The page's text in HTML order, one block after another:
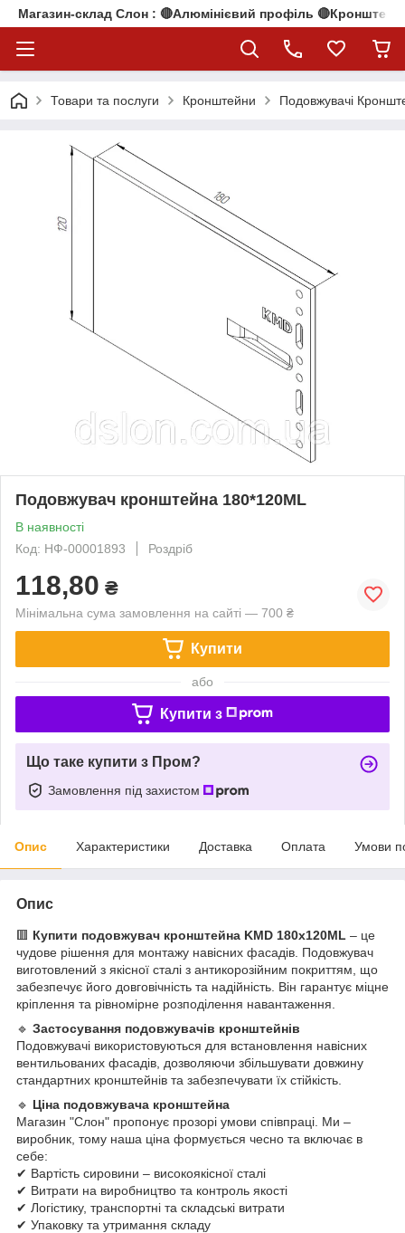
Магазин-склад Слон : 🔴Алюмінієвий профіль
Товари та послуги Кронштейни Подовжувачі
Подовжувач кронштейна 180*120ML
В наявності
Код: НФ-00001893
Роздріб
118,80 ₴
Мінімальна сума замовлення на сайті — 700 ₴
Купити
або
Купити з
Що таке купити з Пром?
Замовлення під захистом
Опис Характеристики Доставка Оплата Умови
Опис
🟥 Купити подовжувач кронштейна KMD 180х120ML – це
чудове рішення для монтажу навісних фасадів. Подовжувач
виготовлений з якісної сталі з антикорозійним покриттям, що
забезпечує його довговічність та надійність. Він гарантує міцне
кріплення та рівномірне розподілення навантаження.
🔹 Застосування подовжувачів кронштейнів
Подовжувачі використовуються для встановлення навісних
вентильованих фасадів, дозволяючи збільшувати довжину
стандартних кронштейнів та забезпечувати їх стійкість.
🔹 Ціна подовжувача кронштейна
Магазин "Слон" пропонує прозорі умови співпраці. Ми –
виробник, тому наша ціна формується чесно та включає в
себе:
✔ Вартість сировини – високоякісної сталі
✔ Витрати на виробництво та контроль якості
✔ Логістику, транспортні та складські витрати
✔ Упаковку та утримання складу